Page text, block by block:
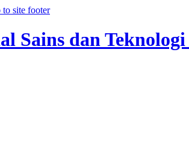
to site footer
Sains dan Teknologi